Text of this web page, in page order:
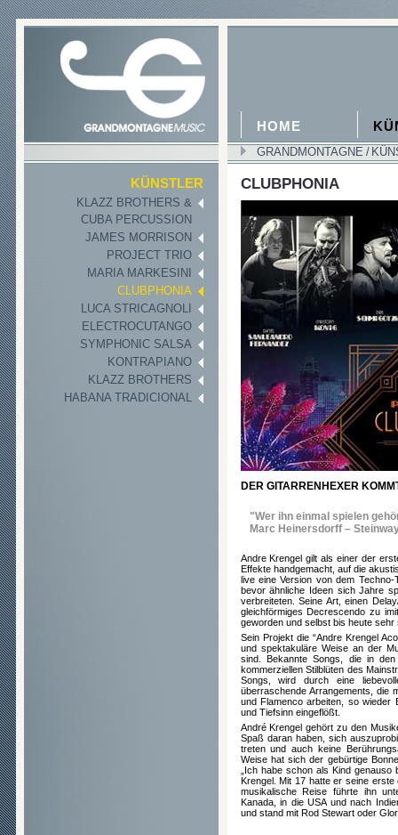
HOME
GRANDMONTAGNE /
KÜNSTLER
KLAZZ BROTHERS &
CUBA PERCUSSION
JAMES MORRISON
PROJECT TRIO
MARIA MARKESINI
CLUBPHONIA
LUCA STRICAGNOLI
ELECTROCUTANGO
SYMPHONIC SALSA
KONTRAPIANO
KLAZZ BROTHERS
HABANA TRADICIONAL
CLUBPHONIA
DER GITARRENHEXER
"Wer ihn einmal spielen
Marc Heinersdorff –
Andre Krengel gilt als einer der
Effekte handgemacht, auf die
live eine Version von dem
bevor ähnliche Ideen sich Jahre
verbreiteten. Seine Art, einen
gleichförmiges Decrescendo zu
geworden und selbst bis heute
Sein Projekt die “Andre Krengel
und spektakuläre Weise an der
sind. Bekannte Songs, die in
kommerziellen Stilblüten des
Songs, wird durch eine
überraschende Arrangements, die
und Flamenco arbeiten, so wieder
und Tiefsinn eingeflößt.
André Krengel gehört zu den
Spaß daran haben, sich
treten und auch keine
Weise hat sich der gebürtige
„Ich habe schon als Kind
Krengel. Mit 17 hatte er seine
musikalische Reise führte ihn
Kanada, in die USA und nach
und stand mit Rod Stewart oder